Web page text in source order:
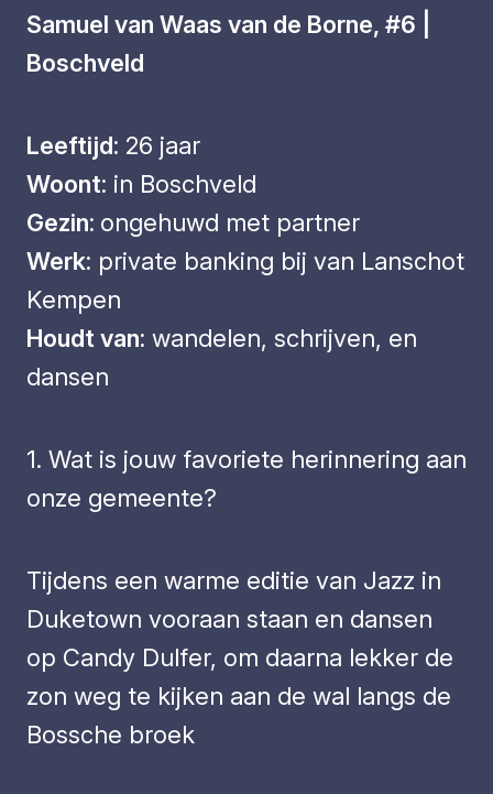
Samuel van Waas van de Borne, #6 |
Boschveld
Leeftijd: 26 jaar
Woont: in Boschveld
Gezin: ongehuwd met partner
Werk: private banking bij van Lanschot
Kempen
Houdt van: wandelen, schrijven, en
dansen
1. Wat is jouw favoriete herinnering aan
onze gemeente?
Tijdens een warme editie van Jazz in
Duketown vooraan staan en dansen
op Candy Dulfer, om daarna lekker de
zon weg te kijken aan de wal langs de
Bossche broek